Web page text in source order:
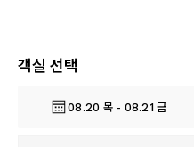
객실 선택
08.20 목 - 08.21 금